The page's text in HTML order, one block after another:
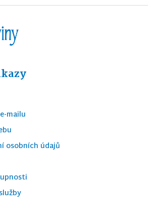
mailu
osobních údajů